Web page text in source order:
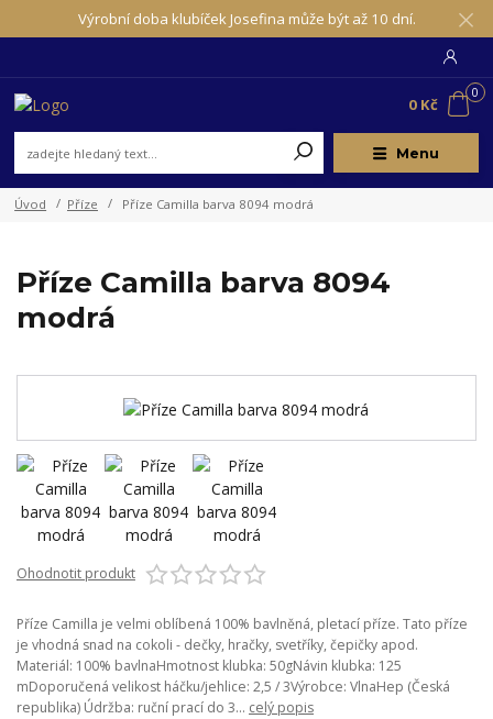
Výrobní doba klubíček Josefina může být až 10 dní.
Menu
0
0 Kč
Úvod Příze Příze Camilla barva 8094 modrá
Příze Camilla barva 8094
modrá
Ohodnotit produkt
Příze Camilla je velmi oblíbená 100% bavlněná, pletací příze. Tato příze
je vhodná snad na cokoli - dečky, hračky, svetříky, čepičky apod.
Materiál: 100% bavlnaHmotnost klubka: 50gNávin klubka: 125
mDoporučená velikost háčku/jehlice: 2,5 / 3Výrobce: VlnaHep (Česká
republika) Údržba: ruční prací do 3... celý popis